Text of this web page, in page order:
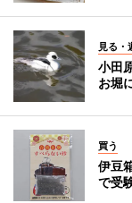
見る・
小田
お堀
買う
伊豆
で受